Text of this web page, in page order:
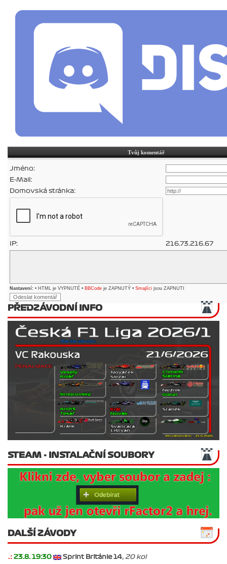
Tvůj komentář
Jméno:
E-Mail:
Domovská stránka:
IP: 216.73.216.67
Nastavení: • HTML je VYPNUTÉ • BBCode je ZAPNUTÝ • Smajlíci jsou ZAPNUTI
PŘEDZÁVODNÍ INFO
STEAM - INSTALAČNÍ SOUBORY
DALŠÍ ZÁVODY
.: 23.8. 19:30 Sprint Británie 14, 20 kol